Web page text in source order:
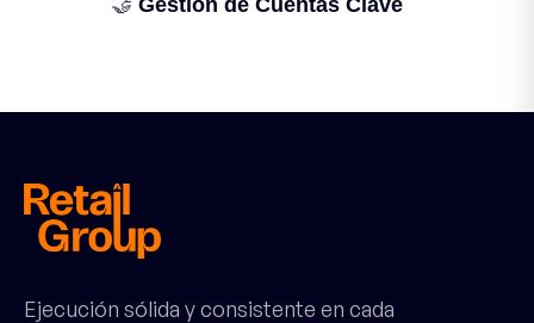
🤝 Gestión de Cuentas Clave
Ejecución sólida y consistente en cada